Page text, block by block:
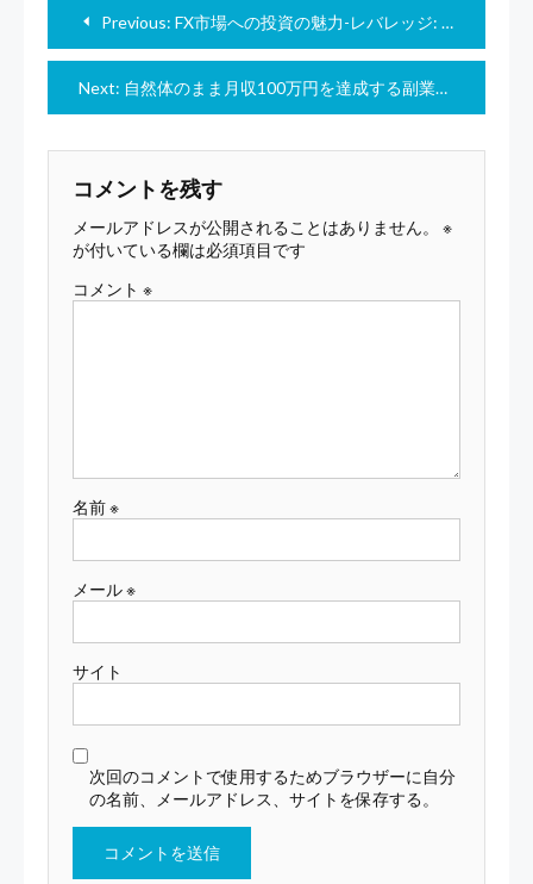
ナ
ビ
ゲ
ョ
ン
Previous: FX市場への投資の魅力-レバレッジ: 少額の資金で大きな利益を得る可能性
Next: 自然体のまま月収100万円を達成する副業初心者のためのストーリーライティング講座
コメントを残す
メールアドレスが公開されることはありません。
※
が付いている欄は必須項目です
コメント ※
名前※
メール※
サイト
次回のコメントで使用するためブラウザーに自分
の名前、メールアドレス、サイトを保存する。